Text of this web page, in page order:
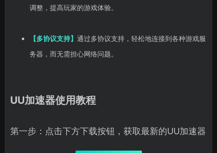
调整，提高玩家的游戏体验。
【多协议支持】 通过多协议支持，轻松地连接到各种游戏服
务器，而无需担心网络问题。
UU加速器使用教程
第一步：点击下方下载按钮，获取最新的UU加速器